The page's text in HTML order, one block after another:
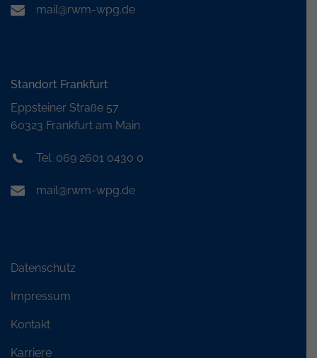
mail@rwm-wpg.de
Standort Frankfurt
Eppsteiner Straße 57
60323 Frankfurt am Main
Tel. 069 2601 0430 0
mail@rwm-wpg.de
Datenschutz
Impressum
Kontakt
Karriere